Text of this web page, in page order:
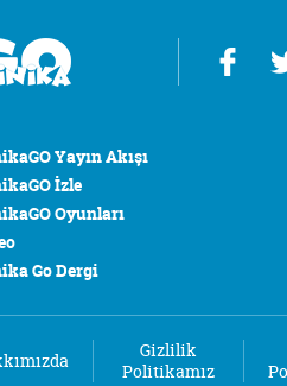
Yayın Akışı
İzle
Oyunları
Go Dergi
Gizlilik
Politikamız